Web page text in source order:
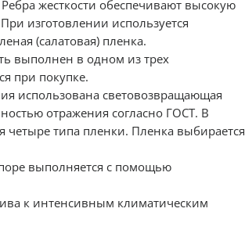
жесткости обеспечивают высокую
изготовлении используется
(салатовая) пленка.
выполнен в одном из трех
при покупке.
использована световозвращающая
отражения согласно ГОСТ. В
четыре типа пленки. Пленка выбирается
выполняется с помощью
к интенсивным климатическим